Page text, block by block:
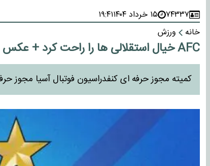
۷۴۳۳۷ ۱۵ خرداد ۱۴۰۴
۱۹:۴۱
خانه
ورزش
AFC خیال استقلالی ها را راحت کرد + عکس
کمیته مجوز حرفه ای کنفدراسیون فوتبال آسیا مجوز حرفه‌ای ۷ باشگاه را که از سوی ایران حائز دریافت شده بودند را